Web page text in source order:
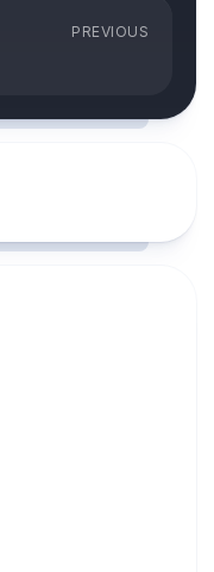
PREVIOUS